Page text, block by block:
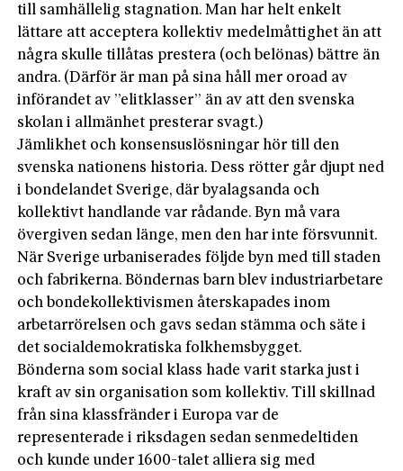
till samhällelig stagnation. Man har helt enkelt
lättare att acceptera kollektiv medelmåttighet än att
några skulle tillåtas prestera (och belönas) bättre än
andra. (Därför är man på sina håll mer oroad av
införandet av ”elitklasser” än av att den svenska
skolan i allmänhet presterar svagt.)
Jämlikhet och konsensuslösningar hör till den
svenska nationens historia. Dess rötter går djupt ned
i bondelandet Sverige, där byalagsanda och
kollektivt handlande var rådande. Byn må vara
övergiven sedan länge, men den har inte försvunnit.
När Sverige urbaniserades följde byn med till staden
och fabrikerna. Böndernas barn blev industriarbetare
och bondekollektivismen återskapades inom
arbetarrörelsen och gavs sedan stämma och säte i
det socialdemokratiska folkhemsbygget.
Bönderna som social klass hade varit starka just i
kraft av sin organisation som kollektiv. Till skillnad
från sina klassfränder i Europa var de
representerade i riksdagen sedan senmedeltiden
och kunde under 1600-talet alliera sig med